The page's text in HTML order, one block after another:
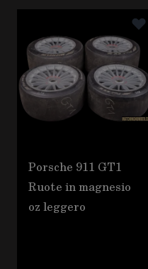
È possibile navigare
Premere per saltare il
Porsche 911 GT1
Ruote in magnesio
oz leggero